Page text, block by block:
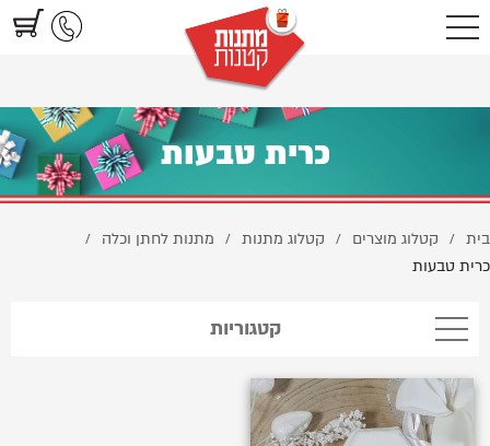
https://www.littlegifts.co.il/%D7%9B%D7%A8%D7%99%D7%AA-
%D7%98%D7%91%D7%A2%D7%95%D7%AA-1/
כרית טבעות
בית / קטלוג מוצרים / קטלוג מתנות / מתנות לחתן וכלה /
כרית טבעות
קטגוריות